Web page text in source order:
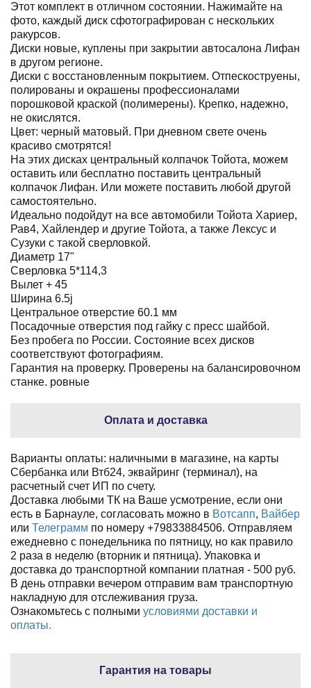
Этот комплект в отличном состоянии. Нажимайте на
фото, каждый диск сфотографирован с нескольких
ракурсов.
Диски новые, куплены при закрытии автосалона Лифан
в другом регионе.
Диски с восстановленным покрытием. Отпескоструены,
полированы и окрашены профессионалами
порошковой краской (полимерены). Крепко, надежно,
не окислятся.
Цвет: черный матовый. При дневном свете очень
красиво смотрятся!
На этих дисках центральный колпачок Тойота, можем
оставить или бесплатно поставить центральный
колпачок Лифан. Или можете поставить любой другой
самостоятельно.
Идеально подойдут на все автомобили Тойота Хариер,
Рав4, Хайлендер и другие Тойота, а также Лексус и
Сузуки с такой сверловкой.
Диаметр 17"
Сверловка 5*114,3
Вылет + 45
Ширина 6.5j
Центральное отверстие 60.1 мм
Посадочные отверстия под гайку с пресс шайбой.
Без пробега по России. Состояние всех дисков
соответствуют фотографиям.
Гарантия на проверку. Проверены на балансировочном
станке. ровные
Оплата и доставка
Варианты оплаты: наличными в магазине, на карты
Сбербанка или Втб24, эквайринг (терминал), на
расчетный счет ИП по счету.
Доставка любыми ТК на Ваше усмотрение, если они
есть в Барнауле, согласовать можно в Вотсапп, Вайбер
или Телеграмм по номеру +79833884506. Отправляем
ежедневно с понедельника по пятницу, но как правило
2 раза в неделю (вторник и пятница). Упаковка и
доставка до транспортной компании платная - 500 руб.
В день отправки вечером отправим вам транспортную
накладную для отслеживания груза.
Ознакомьтесь с полными условиями доставки и
оплаты.
Гарантия на товары